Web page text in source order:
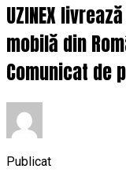
UZINEX
mobilă din
Comunicat de
Publicat